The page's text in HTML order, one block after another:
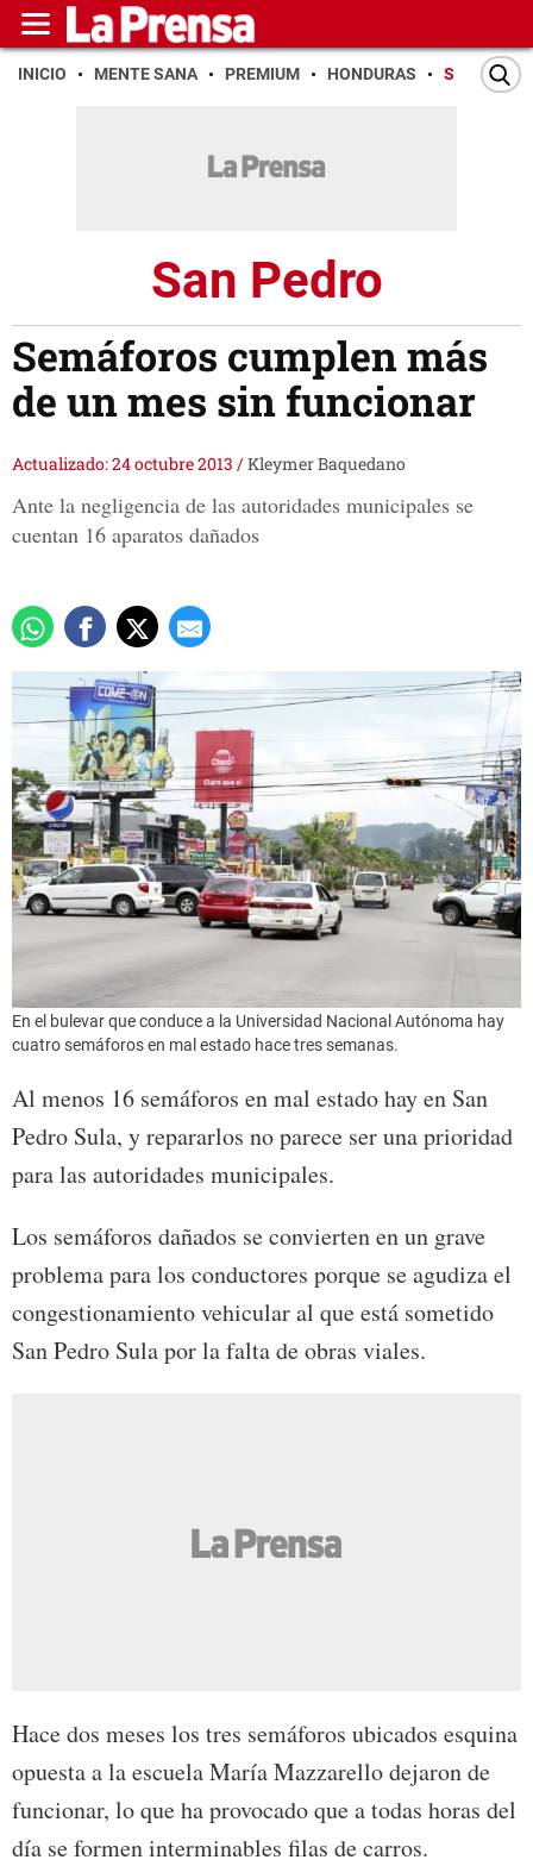
INICIO MENTE SANA PREMIUM HONDURAS SAN PEDRO
San Pedro
Semáforos cumplen más
de un mes sin funcionar
Actualizado: 24 octubre 2013 /Kleymer Baquedano
Ante la negligencia de las autoridades municipales se
cuentan 16 aparatos dañados
En el bulevar que conduce a la Universidad Nacional Autónoma hay
cuatro semáforos en mal estado hace tres semanas.
Al menos 16 semáforos en mal estado hay en San
Pedro Sula, y repararlos no parece ser una prioridad
para las autoridades municipales.
Los semáforos dañados se convierten en un grave
problema para los conductores porque se agudiza el
congestionamiento vehicular al que está sometido
San Pedro Sula por la falta de obras viales.
Hace dos meses los tres semáforos ubicados esquina
opuesta a la escuela María Mazzarello dejaron de
funcionar, lo que ha provocado que a todas horas del
día se formen interminables filas de carros.